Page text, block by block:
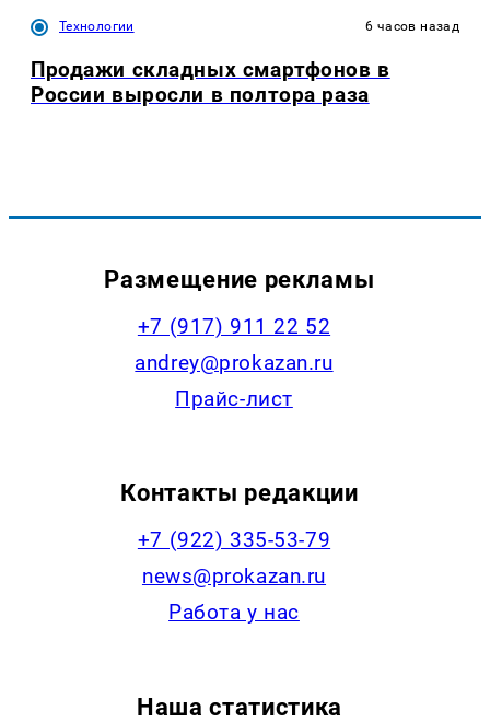
Технологии 6 часов назад
Продажи складных смартфонов в
России выросли в полтора раза
Размещение рекламы
+7 (917) 911 22 52
andrey@prokazan.ru
Прайс-лист
Контакты редакции
+7 (922) 335-53-79
news@prokazan.ru
Работа у нас
Наша статистика